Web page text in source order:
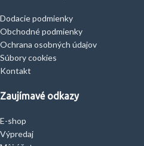
Dodacie podmienky
Obchodné podmienky
Ochrana osobných údajov
Súbory cookies
Kontakt
Zaujímavé odkazy
E-shop
Výpredaj